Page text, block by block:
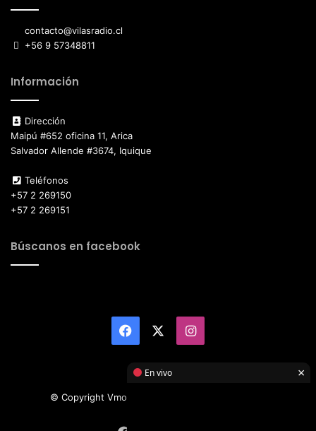
contacto@vilasradio.cl
+56 9 57348811
Información
Dirección
Maipú #652 oficina 11, Arica
Salvador Allende #3674, Iquique
Teléfonos
+57 2 269150
+57 2 269151
Búscanos en facebook
Facebook Instagram
© Copyright Vmotor TI 2026, All Rights Reserved
En vivo ×